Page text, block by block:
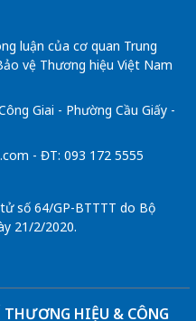
luận của cơ quan Trung
vệ Thương hiệu Việt Nam
Giai - Phường Cầu Giấy -
- ĐT: 093 172 5555
số 64/GP-BTTTT do Bộ
21/2/2020.
HIỆU & CÔNG